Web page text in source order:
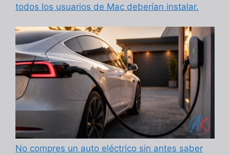
todos los usuarios de Mac deberían instalar.
No compres un auto eléctrico sin antes saber